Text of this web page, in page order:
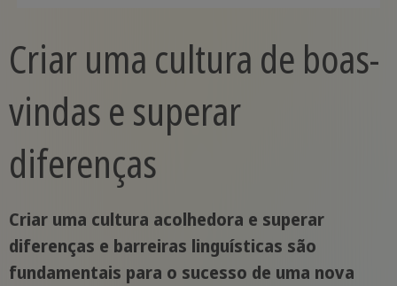
Criar uma cultura de boas-
vindas e superar
diferenças
Criar uma cultura acolhedora e superar
diferenças e barreiras linguísticas são
fundamentais para o sucesso de uma nova